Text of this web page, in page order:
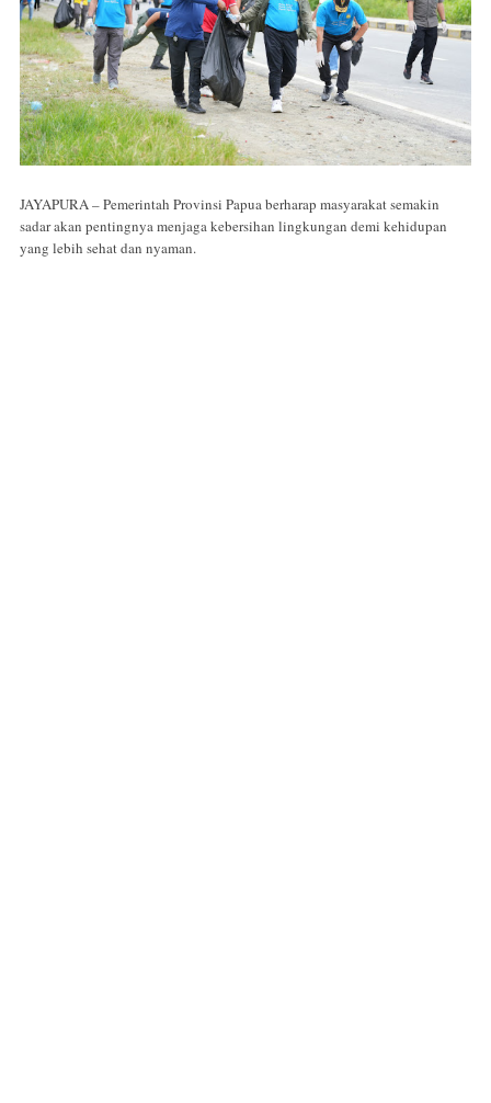
JAYAPURA – Pemerintah Provinsi Papua berharap masyarakat semakin
sadar akan pentingnya menjaga kebersihan lingkungan demi kehidupan
yang lebih sehat dan nyaman.